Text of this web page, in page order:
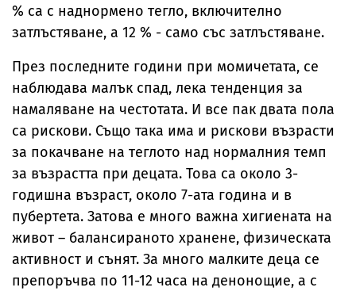
% са с наднормено тегло, включително
затлъстяване, а 12 % - само със затлъстяване.
През последните години при момичетата, се
наблюдава малък спад, лека тенденция за
намаляване на честотата. И все пак двата пола
са рискови. Също така има и рискови възрасти
за покачване на теглото над нормалния темп
за възрастта при децата. Това са около 3-
годишна възраст, около 7-ата година и в
пубертета. Затова е много важна хигиената на
живот – балансираното хранене, физическата
активност и сънят. За много малките деца се
препоръчва по 11-12 часа на денонощие, а с